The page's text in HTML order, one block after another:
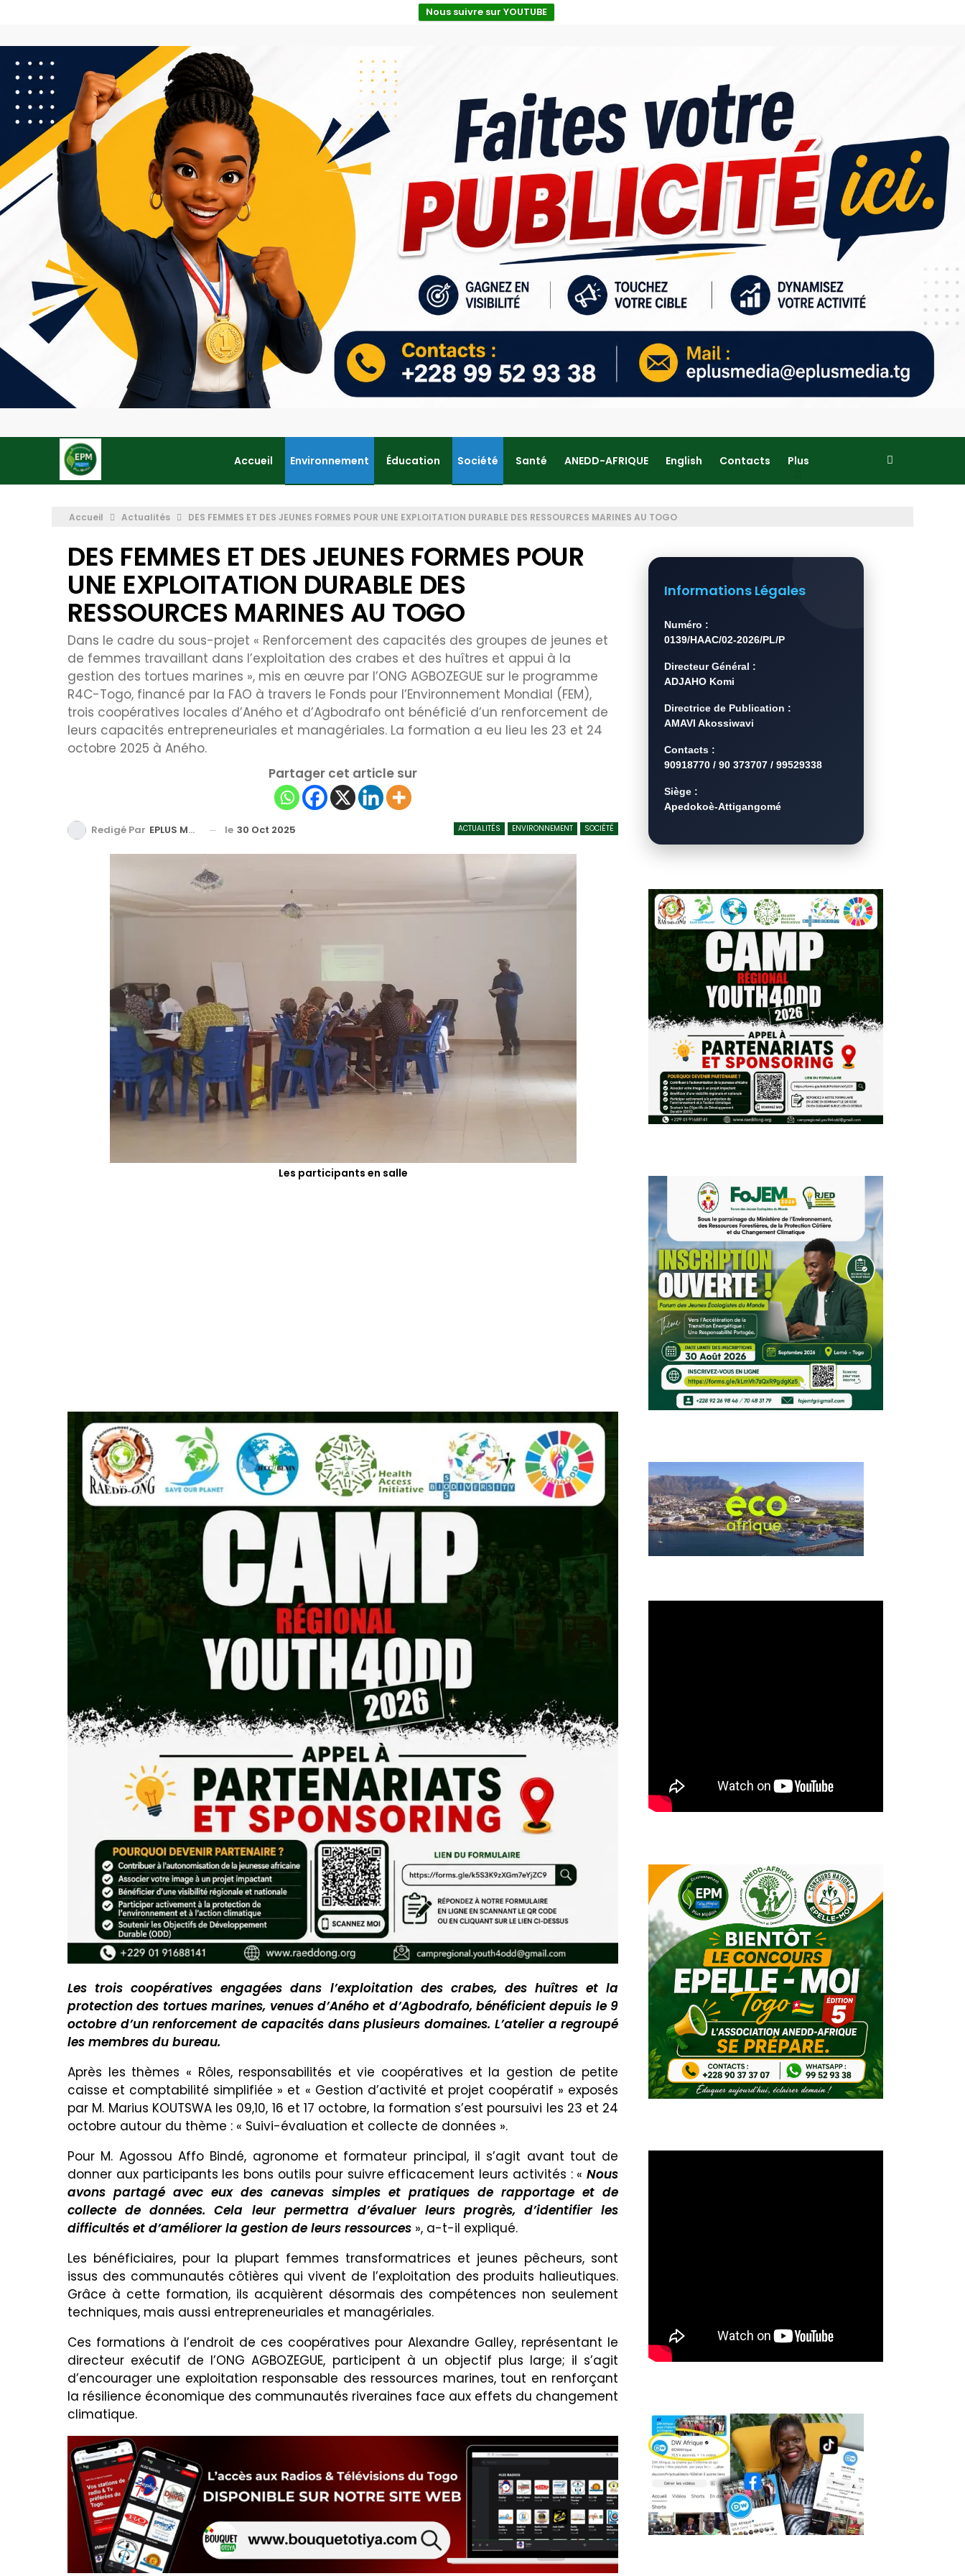
Nous suivre sur YOUTUBE
Accueil Environnement Éducation Société Santé ANEDD-AFRIQUE English Contacts Plus
Accueil Actualités DES FEMMES ET DES JEUNES FORMES POUR UNE EXPLOITATION DURABLE DES RESSOURCES MARINES AU TOGO
DES FEMMES ET DES JEUNES FORMES POUR
UNE EXPLOITATION DURABLE DES
RESSOURCES MARINES AU TOGO
Dans le cadre du sous-projet « Renforcement des capacités des groupes de jeunes et
de femmes travaillant dans l’exploitation des crabes et des huîtres et appui à la
gestion des tortues marines », mis en œuvre par l’ONG AGBOZEGUE sur le programme
R4C-Togo, financé par la FAO à travers le Fonds pour l’Environnement Mondial (FEM),
trois coopératives locales d’Aného et d’Agbodrafo ont bénéficié d’un renforcement de
leurs capacités entrepreneuriales et managériales. La formation a eu lieu les 23 et 24
octobre 2025 à Aného.
Partager cet article sur
ACTUALITÉS ENVIRONNEMENT SOCIÉTÉ
Redigé Par EPLUS MEDIA TV le 30 Oct 2025
Les participants en salle
Les trois coopératives engagées dans l’exploitation des crabes, des huîtres et la
protection des tortues marines, venues d’Aného et d’Agbodrafo, bénéficient depuis le 9
octobre d’un renforcement de capacités dans plusieurs domaines. L’atelier a regroupé
les membres du bureau.
Après les thèmes « Rôles, responsabilités et vie coopératives et la gestion de petite
caisse et comptabilité simplifiée » et « Gestion d’activité et projet coopératif » exposés
par M. Marius KOUTSWA les 09,10, 16 et 17 octobre, la formation s’est poursuivi les 23 et 24
octobre autour du thème : « Suivi-évaluation et collecte de données ».
Pour M. Agossou Affo Bindé, agronome et formateur principal, il s’agit avant tout de
donner aux participants les bons outils pour suivre efficacement leurs activités : «Nous
avons partagé avec eux des canevas simples et pratiques de rapportage et de
collecte de données. Cela leur permettra d’évaluer leurs progrès, d’identifier les
difficultés et d’améliorer la gestion de leurs ressources », a-t-il expliqué.
Les bénéficiaires, pour la plupart femmes transformatrices et jeunes pêcheurs, sont
issus des communautés côtières qui vivent de l’exploitation des produits halieutiques.
Grâce à cette formation, ils acquièrent désormais des compétences non seulement
techniques, mais aussi entrepreneuriales et managériales.
Ces formations à l’endroit de ces coopératives pour Alexandre Galley, représentant le
directeur exécutif de l’ONG AGBOZEGUE, participent à un objectif plus large; il s’agit
d’encourager une exploitation responsable des ressources marines, tout en renforçant
la résilience économique des communautés riveraines face aux effets du changement
climatique.
Informations Légales
Numéro :
0139/HAAC/02-2026/PL/P
Directeur Général :
ADJAHO Komi
Directrice de Publication :
AMAVI Akossiwavi
Contacts :
90918770 / 90 373707 / 99529338
Siège :
Apedokoè-Attigangomé